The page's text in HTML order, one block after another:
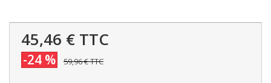
45,46 € TTC
-24 % 59,96 €TTC